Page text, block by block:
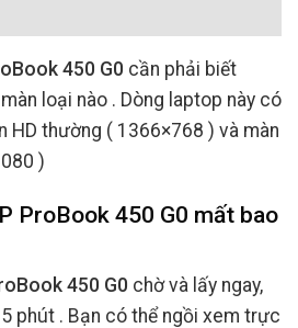
450 G0 cần phải biết
loại nào . Dòng laptop này có
HD thường ( 1366×768 ) và màn
)
ProBook 450 G0 mất bao
450 G0 chờ và lấy ngay,
phút . Bạn có thể ngồi xem trực